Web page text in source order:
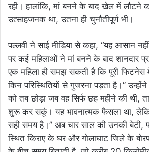
रही। हालांकि, मां बनने के बाद खेल में लौटने
उत्साहजनक था, उतना ही चुनौतीपूर्ण भी।
पल्लवी ने साई मीडिया से कहा, “यह आसान
पर कई महिलाओं ने मां बनने के बाद शानदार
एक महिला ही समझ सकती है कि पूरी
किन परिस्थितियों से गुजरना पड़ता है।”
को तब छोड़ा जब वह सिर्फ छह महीने की थी,
शुरू कर सकूं। यह भावनात्मक फैसला था,
सही समय है।” अब चार साल की उनकी बेटी,
स्थित किराए के घर और गोलाघाट जिले के